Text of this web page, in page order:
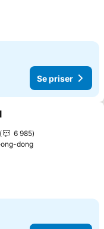
Se priser
favoritter
6 985
dong